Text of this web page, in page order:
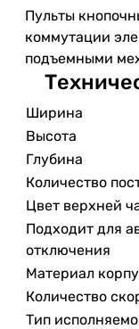
Пульты
коммутации
подъемными
Ширина
Высота
Глубина
Количество
Цвет верхней
Подходит для
отключения
Материал
Количество
Тип